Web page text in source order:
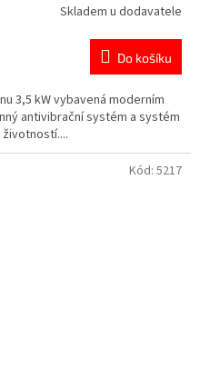
Skladem u dodavatele
Do košíku
3,5 kW vybavená moderním
antivibrační systém a systém
Kód: 5217